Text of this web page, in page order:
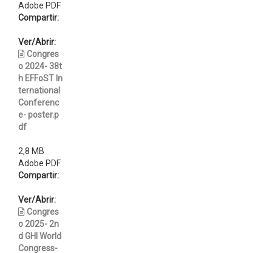
Adobe PDF
Compartir:
Ver/Abrir:
Congres
o 2024- 38t
h EFFoST In
ternational
Conferenc
e- poster.p
df
2,8 MB
Adobe PDF
Compartir:
Ver/Abrir:
Congres
o 2025- 2n
d GHI World
Congress-